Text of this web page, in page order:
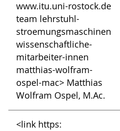
www.itu.uni-rostock.de
team lehrstuhl-
stroemungsmaschinen
wissenschaftliche-
mitarbeiter-innen
matthias-wolfram-
ospel-mac> Matthias
Wolfram Ospel, M.Ac.
<link https: